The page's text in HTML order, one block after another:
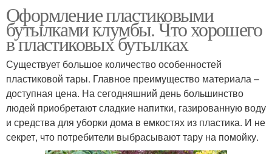
Оформление пластиковыми
бутылками клумбы. Что хорошего
в пластиковых бутылках
Существует большое количество особенностей
пластиковой тары. Главное преимущество материала –
доступная цена. На сегодняшний день большинство
людей приобретают сладкие напитки, газированную воду
и средства для уборки дома в емкостях из пластика. И не
секрет, что потребители выбрасывают тару на помойку.